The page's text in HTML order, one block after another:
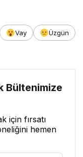
Vay
Üzgün
Bültenimize
için fırsatı
hemen